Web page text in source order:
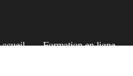
Formation en ligne